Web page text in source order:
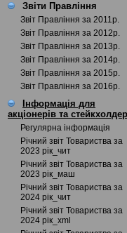
Звіти Правління
Звіт Правління за 2011р.
Звіт Правління за 2012р.
Звіт Правління за 2013р.
Звіт Правління за 2014р.
Звіт Правління за 2015р.
Звіт Правління за 2016р.
Інформація для
акціонерів та
Регулярна інформація
Річний звіт Товариства за
2023 рік_чит
Річний звіт Товариства за
2023 рік_маш
Річний звіт Товариства за
2024 рік_чит
Річний звіт Товариства за
2024 рік_xml